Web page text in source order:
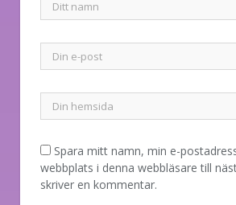
Spara mitt namn, min e-
webbplats i denna webbläsare till
skriver en kommentar.